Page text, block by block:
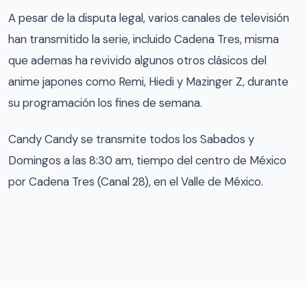
A pesar de la disputa legal, varios canales de televisión
han transmitido la serie, incluido Cadena Tres, misma
que ademas ha revivido algunos otros clásicos del
anime japones como Remi, Hiedi y Mazinger Z, durante
su programación los fines de semana.
Candy Candy se transmite todos los Sabados y
Domingos a las 8:30 am, tiempo del centro de México
por Cadena Tres (Canal 28), en el Valle de México.